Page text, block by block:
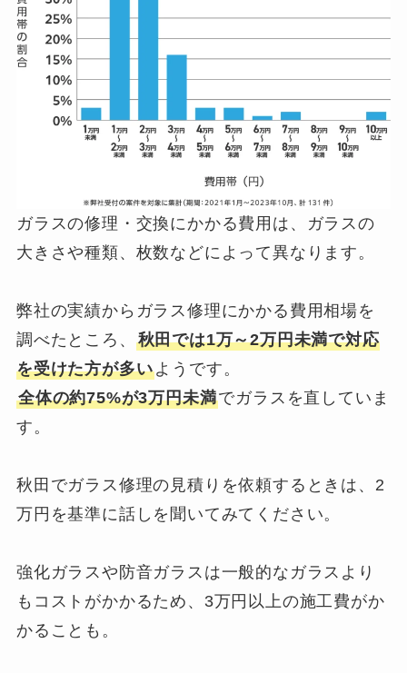
ガラスの修理・交換にかかる費用は、ガラスの
大きさや種類、枚数などによって異なります。
弊社の実績からガラス修理にかかる費用相場を
調べたところ、 秋田では1万～2万円未満で対応
を受けた方が多いようです。
全体の約75%が3万円未満でガラスを直していま
す。
秋田でガラス修理の見積りを依頼するときは、2
万円を基準に話しを聞いてみてください。
強化ガラスや防音ガラスは一般的なガラスより
もコストがかかるため、3万円以上の施工費がか
かることも。